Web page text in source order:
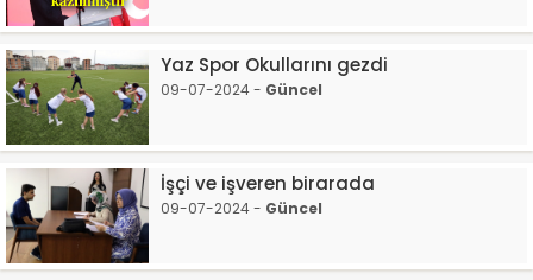
Yaz Spor Okullarını gezdi
09-07-2024 - Güncel
İşçi ve işveren birarada
09-07-2024 - Güncel